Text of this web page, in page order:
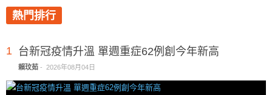
熱門排行
1 台新冠疫情升溫 單週重症62例創今年新高
賴玟茹 - 2026年08月04日